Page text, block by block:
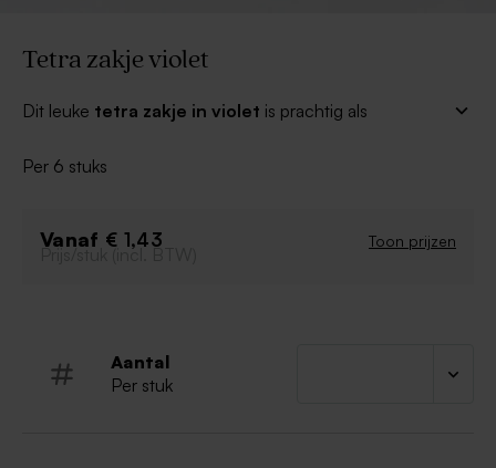
Tetra zakje violet
Dit leuke tetra zakje in violet is prachtig als
suikerbonen of een ander item dat past bij jullie
Personaliseer met een label
Per 6 stuks
Vanaf € 1,43 Toon prijzen
Prijs/stuk (incl. BTW)
Aantal
Per stuk